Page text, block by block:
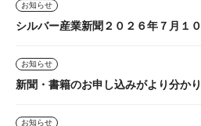
お知らせ
シルバー産業新聞２０２６年７月１
お知らせ
新聞・書籍のお申し込みがより分か
お知らせ